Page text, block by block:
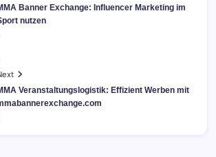
Banner Exchange: Influencer Marketing im
nutzen
Veranstaltungslogistik: Effizient Werben mit